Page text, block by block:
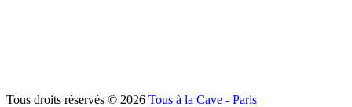
Tous droits réservés © 2026 Tous à la Cave - Paris